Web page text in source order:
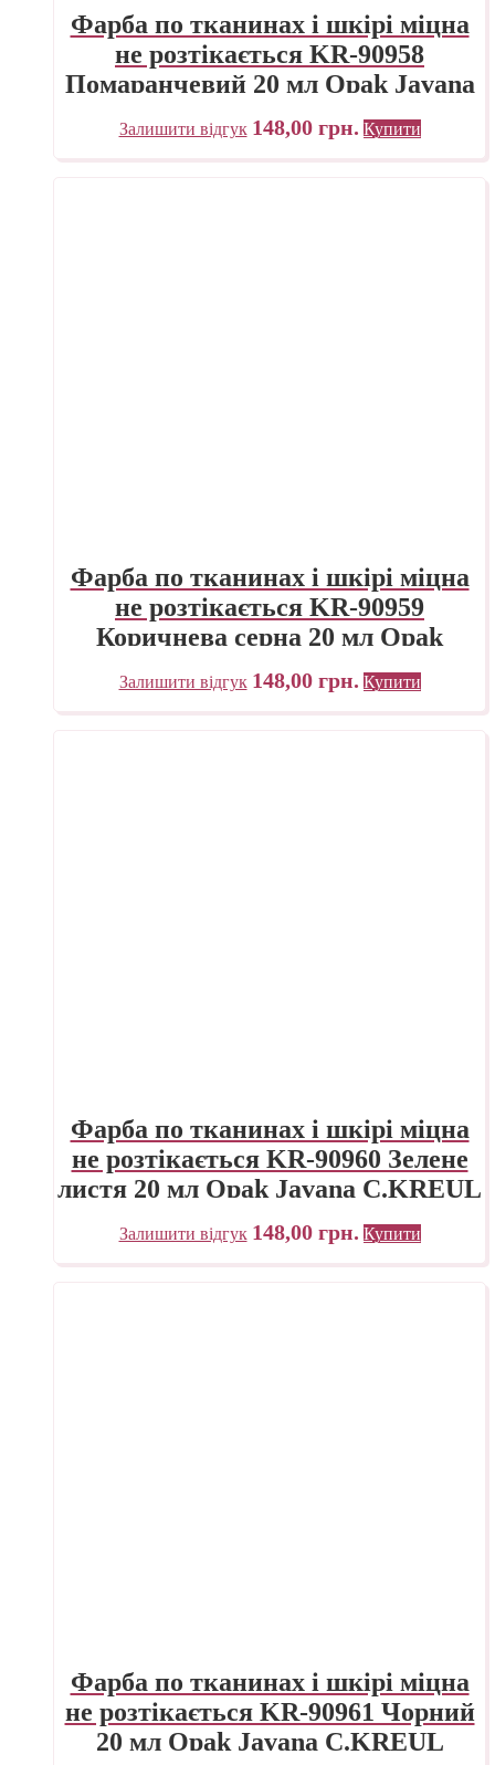
Фарба по тканинах і шкірі міцна
не розтікається KR-90958
Помаранчевий 20 мл Opak Javana
C.KREUL
Залишити відгук 148,00 грн. Купити
Фарба по тканинах і шкірі міцна
не розтікається KR-90959
Коричнева серна 20 мл Opak
Javana C.KREUL
Залишити відгук 148,00 грн. Купити
Фарба по тканинах і шкірі міцна
не розтікається KR-90960 Зелене
листя 20 мл Opak Javana C.KREUL
Залишити відгук 148,00 грн. Купити
Фарба по тканинах і шкірі міцна
не розтікається KR-90961 Чорний
20 мл Opak Javana C.KREUL